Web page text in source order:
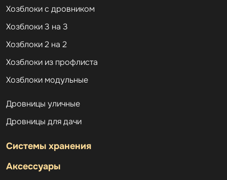
Хозблоки с дровником
Хозблоки 3 на 3
Хозблоки 2 на 2
Хозблоки из профлиста
Хозблоки модульные
Дровницы уличные
Дровницы для дачи
Системы хранения
Аксессуары